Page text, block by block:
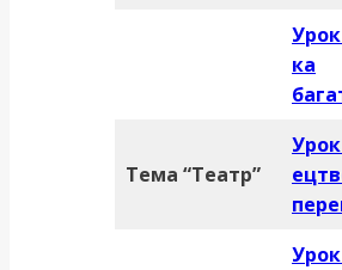
ка
Тема “Театр”